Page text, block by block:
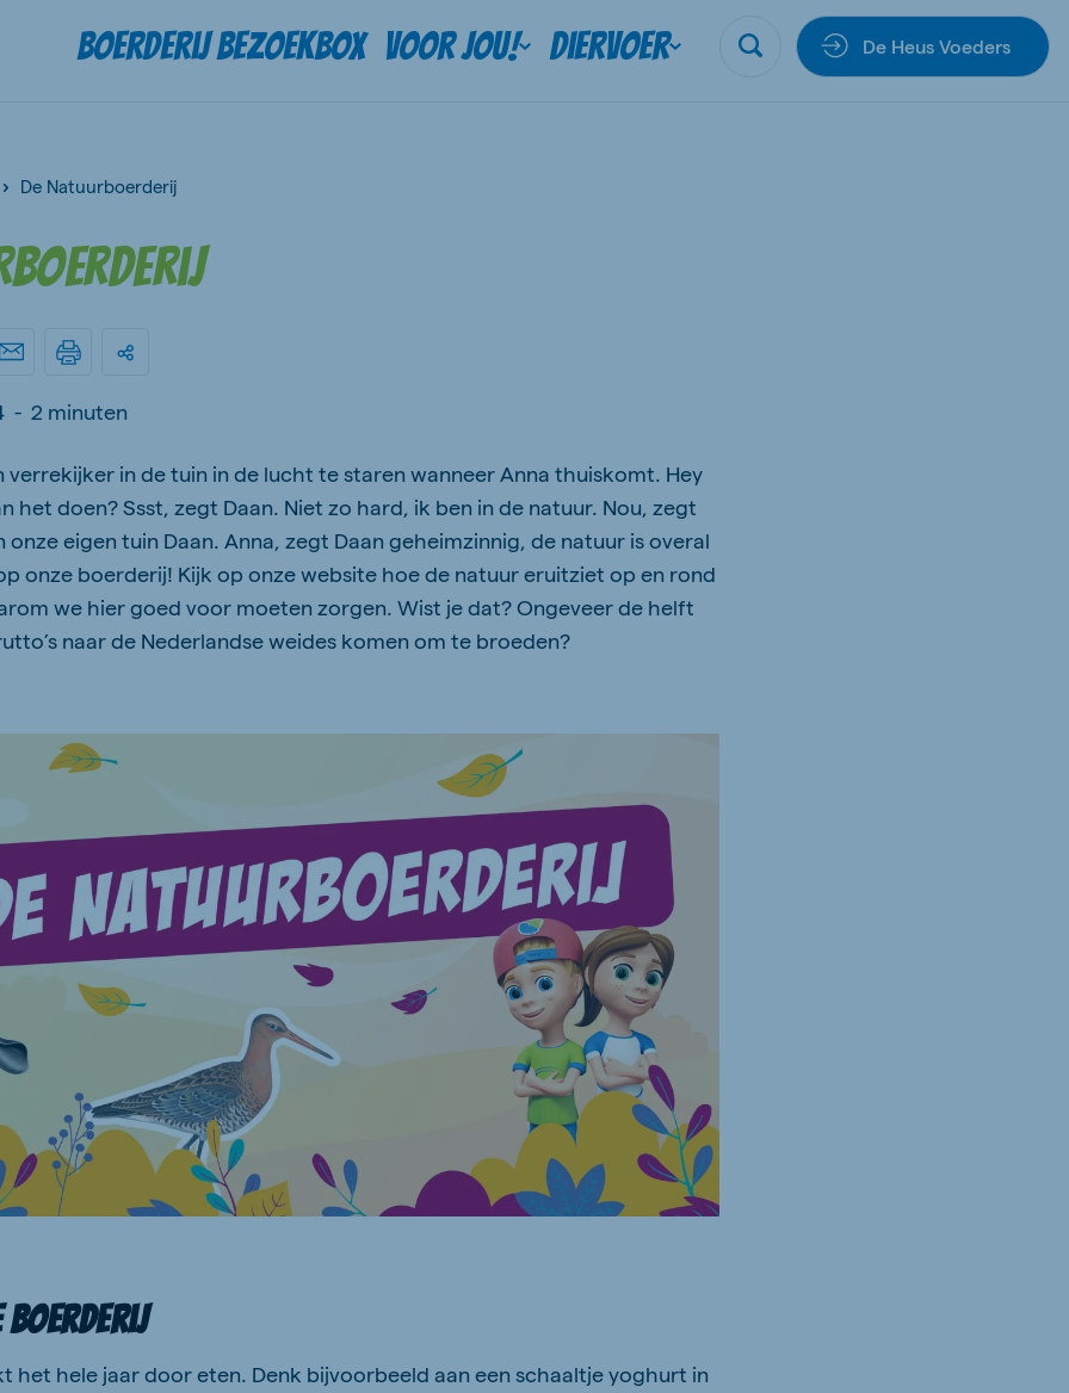
Boerderij bezoekbox Voor jou! Diervoer De Heus Voeders
De Natuurboerderij
- 2 minuten
verrekijker in de tuin in de lucht te staren wanneer Anna thuiskomt. Hey
het doen? Ssst, zegt Daan. Niet zo hard, ik ben in de natuur. Nou, zegt
onze eigen tuin Daan. Anna, zegt Daan geheimzinnig, de natuur is overal
onze boerderij! Kijk op onze website hoe de natuur eruitziet op en rond
we hier goed voor moeten zorgen. Wist je dat? Ongeveer de helft
naar de Nederlandse weides komen om te broeden?
boerderij
het hele jaar door eten. Denk bijvoorbeeld aan een schaaltje yoghurt in